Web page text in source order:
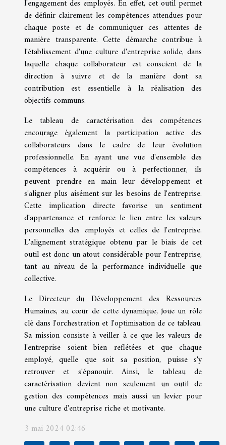
l'engagement des employés. En effet, cet outil permet
de définir clairement les compétences attendues pour
chaque poste et de communiquer ces attentes de
manière transparente. Cette démarche contribue à
l'établissement d'une culture d'entreprise solide, dans
laquelle chaque collaborateur est conscient de la
direction à suivre et de la manière dont sa
contribution est essentielle à la réalisation des
objectifs communs.
Le tableau de caractérisation des compétences
encourage également la participation active des
collaborateurs dans le cadre de leur évolution
professionnelle. En ayant une vue d'ensemble des
compétences à acquérir ou à perfectionner, ils
peuvent prendre en main leur développement et
s'aligner plus aisément sur les besoins de l'entreprise.
Cette implication directe favorise un sentiment
d'appartenance et renforce le lien entre les valeurs
personnelles des employés et celles de l'entreprise.
L'alignement stratégique obtenu par le biais de cet
outil est donc un atout considérable pour l'entreprise,
tant au niveau de la performance individuelle que
collective.
Le Directeur du Développement des Ressources
Humaines, au cœur de cette dynamique, joue un rôle
clé dans l'orchestration et l'optimisation de ce tableau.
Sa mission consiste à veiller à ce que les valeurs de
l'entreprise soient bien reflétées et que chaque
employé, quelle que soit sa position, puisse s'y
retrouver et s'épanouir. Ainsi, le tableau de
caractérisation devient non seulement un outil de
gestion des compétences mais aussi un levier pour
une culture d'entreprise riche et motivante.
3 mai 2024 02:46